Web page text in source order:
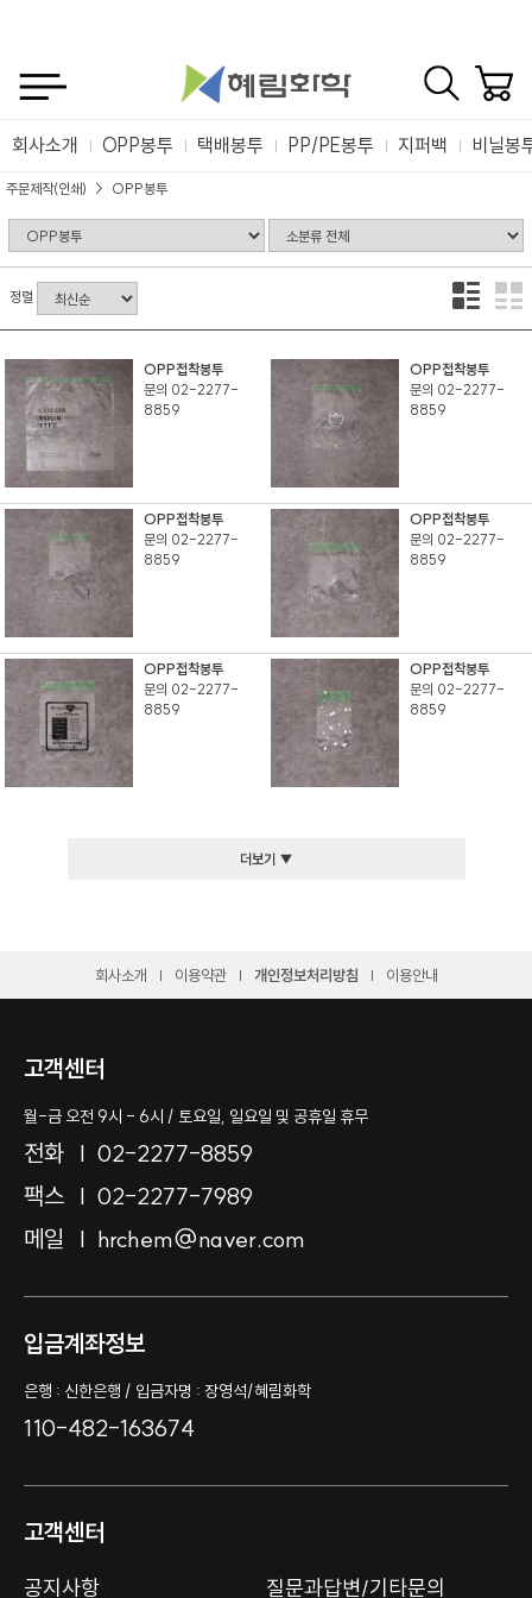
회사소개 OPP봉투 택배봉투 PP/PE봉투 지퍼백 비닐봉
주문제작(인쇄) OPP봉투
정렬
OPP접착봉투
문의 02-2277-
8859
OPP접착봉투
문의 02-2277-
8859
OPP접착봉투
문의 02-2277-
8859
OPP접착봉투
문의 02-2277-
8859
OPP접착봉투
문의 02-2277-
8859
OPP접착봉투
문의 02-2277-
8859
더보기 ▼
회사소개 이용약관 개인정보처리방침 이용안내
고객센터
월-금 오전 9시 - 6시 / 토요일, 일요일 및 공휴일 휴무
전화
02-2277-8859
팩스
02-2277-7989
메일
hrchem@naver.com
입금계좌정보
은행 : 신한은행 / 입금자명 : 장영석/혜림화학
110-482-163674
고객센터
공지사항 질문과답변/기타문의